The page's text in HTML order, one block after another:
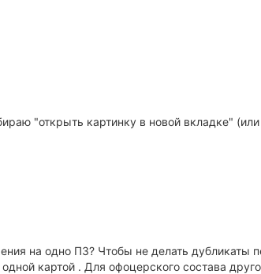
"открыть картинку в новой вкладке"
на одно ПЗ? Чтобы не делать дубликаты
картой . Для офоцерского состава